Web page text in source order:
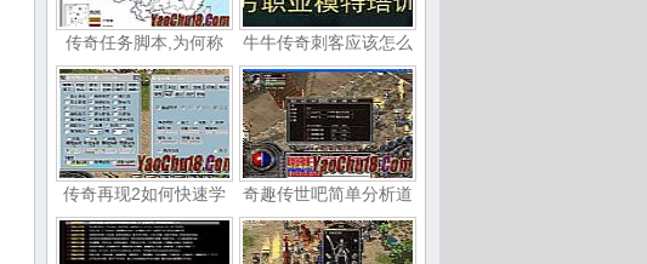
传奇任务脚本,为何称 牛牛传奇刺客应该怎么
传奇再现2如何快速学 奇趣传世吧简单分析道